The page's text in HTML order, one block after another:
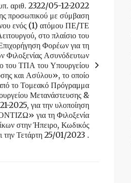
αριθ. 2322/05-12-2022
προσωπικού με σύμβαση
ενός (1) ατόμου ΠΕ/ΤΕ
στο πλαίσιο του
Φορέων για τη
Φιλοξενίας Ασυνόδευτων
του ΤΠΑ του Υπουργείου
και Ασύλου», το οποίο
το Τομεακό Πρόγραμμα
Μετανάστευσης &
2025, για την υλοποίηση
για τη Φιλοξενία
στην Ήπειρο, Κωδικός
Τετάρτη 25/01/2023 .